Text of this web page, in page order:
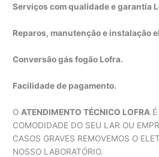
Serviços com qualidade e garantia
Reparos, manutenção e instalação
Conversão gás fogão Lofra.
Facilidade de pagamento.
O ATENDIMENTO TÉCNICO LOFRA
COMODIDADE DO SEU LAR OU
CASOS GRAVES REMOVEMOS O
NOSSO LABORATÓRIO.